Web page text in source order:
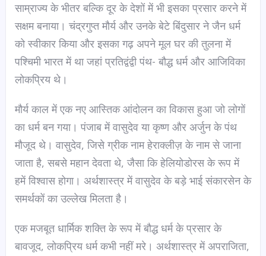
साम्राज्य के भीतर बल्कि दूर के देशों में भी इसका प्रसार करने में
सक्षम बनाया। चंद्रगुप्त मौर्य और उनके बेटे बिंदुसार ने जैन धर्म
को स्वीकार किया और इसका गढ़ अपने मूल घर की तुलना में
पश्चिमी भारत में था जहां प्रतिद्वंद्वी पंथ- बौद्ध धर्म और आजिविका
लोकप्रिय थे।
मौर्य काल में एक नए आस्तिक आंदोलन का विकास हुआ जो लोगों
का धर्म बन गया। पंजाब में वासुदेव या कृष्ण और अर्जुन के पंथ
मौजूद थे। वासुदेव, जिसे ग्रीक नाम हेराक्लीज़ के नाम से जाना
जाता है, सबसे महान देवता थे, जैसा कि हेलियोडोरस के रूप में
हमें विश्वास होगा। अर्थशास्त्र में वासुदेव के बड़े भाई संकारसेन के
समर्थकों का उल्लेख मिलता है।
एक मजबूत धार्मिक शक्ति के रूप में बौद्ध धर्म के प्रसार के
बावजूद, लोकप्रिय धर्म कभी नहीं मरे। अर्थशास्त्र में अपराजिता,